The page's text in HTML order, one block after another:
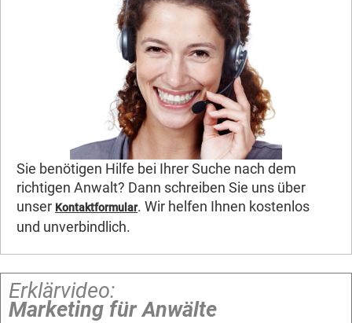
Sie benötigen Hilfe bei Ihrer Suche nach dem
richtigen Anwalt? Dann schreiben Sie uns über
unser Kontaktformular. Wir helfen Ihnen kostenlos
und unverbindlich.
Erklärvideo:
Marketing für Anwälte